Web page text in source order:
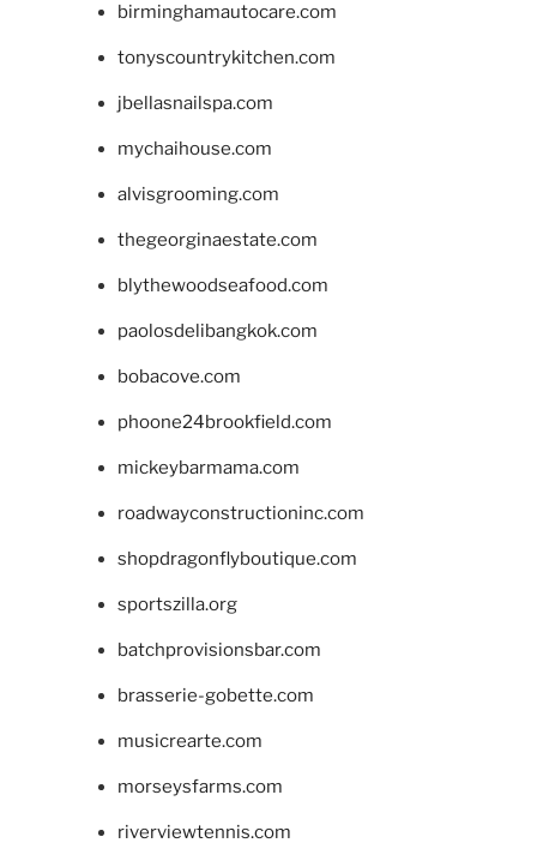
birminghamautocare.com
tonyscountrykitchen.com
jbellasnailspa.com
mychaihouse.com
alvisgrooming.com
thegeorginaestate.com
blythewoodseafood.com
paolosdelibangkok.com
bobacove.com
phoone24brookfield.com
mickeybarmama.com
roadwayconstructioninc.com
shopdragonflyboutique.com
sportszilla.org
batchprovisionsbar.com
brasserie-gobette.com
musicrearte.com
morseysfarms.com
riverviewtennis.com